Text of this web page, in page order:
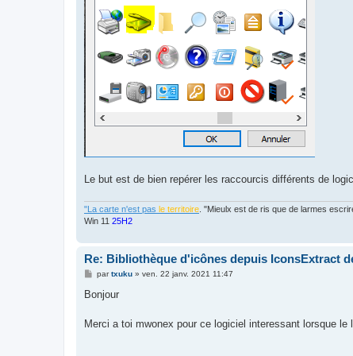
Le but est de bien repérer les raccourcis différents de
"La carte n'est pas le territoire . "Mieulx est de ris que de larmes
Win 11 25H2
Re: Bibliothèque d'icônes depuis IconsExtract
M
s
g
partxuku» ven. 22 janv. 2021 11:47
Bonjour
Merci a toi mwonex pour ce logiciel interessant lorsque